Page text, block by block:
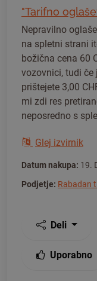
"Tarifno
Nepravilno
na spletni strani
božična cena 60
vozovnici, tudi če
prištejete 3,00
mi zdi res
neposredno s
Glej izvirnik
Datum nakupa: 19.
Podjetje: Rabadan
Deli
Uporabno